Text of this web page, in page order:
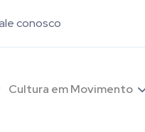
conosco
Cultura em Movimento